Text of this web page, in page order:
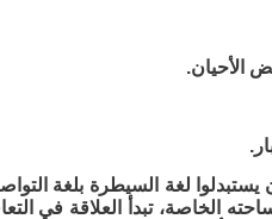
الأحيان.
لغة السيطرة بلغة
الخاصة، تبدأ العلاقة في